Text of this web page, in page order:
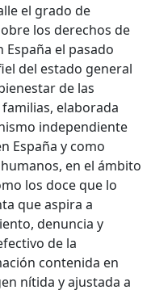
el grado de
los derechos de
España el pasado
del estado general
de las
elaborada
independiente
España y como
en el ámbito
los doce que lo
que aspira a
denuncia y
de la
contenida en
nítida y ajustada a